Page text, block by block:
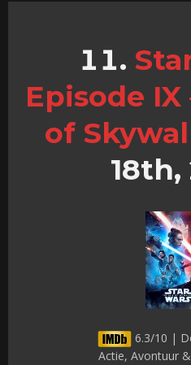
Episode IX
of
18th,
6.3/10 |
Actie, Avontuur